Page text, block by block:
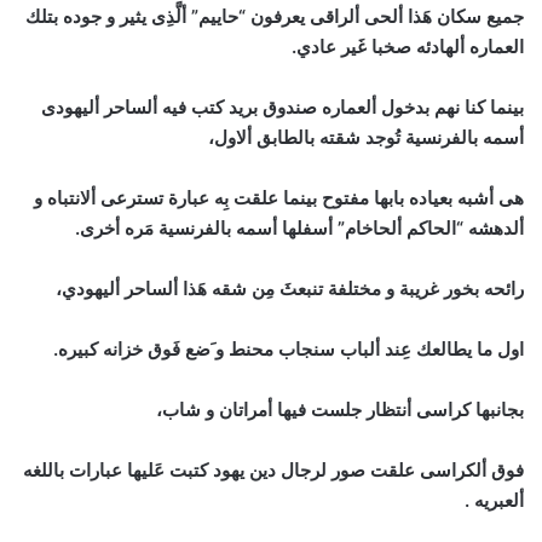
جميع سكان هَذا ألحى ألراقى يعرفون “حاييم” ألَّذِى يثير و جوده بتلك
العماره ألهادئه صخبا غَير عادي.
بينما كنا نهم بدخول ألعماره صندوق بريد كتب فيه ألساحر أليهودى
أسمه بالفرنسية تُوجد شقته بالطابق ألاول،
هى أشبه بعياده بابها مفتوح بينما علقت بِه عبارة تسترعى ألانتباه و
ألدهشه “الحاكم ألحاخام” أسفلها أسمه بالفرنسية مَره أخرى.
رائحه بخور غريبة و مختلفة تنبعثَ مِن شقه هَذا ألساحر أليهودي،
اول ما يطالعك عِند ألباب سنجاب محنط و َضع فَوق خزانه كبيره.
بجانبها كراسى أنتظار جلست فيها أمراتان و شاب،
فوق ألكراسى علقت صور لرجال دين يهود كتبت عَليها عبارات باللغه
ألعبريه .